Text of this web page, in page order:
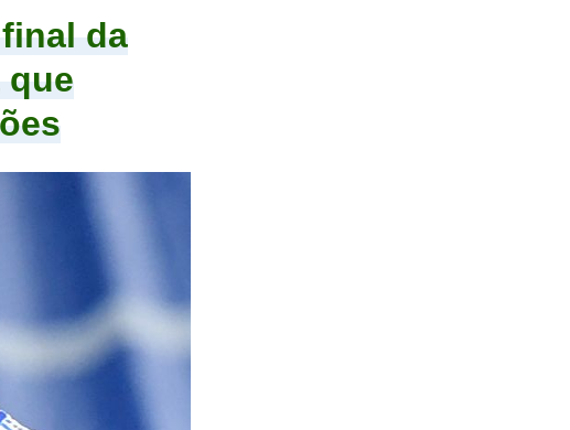
da
que